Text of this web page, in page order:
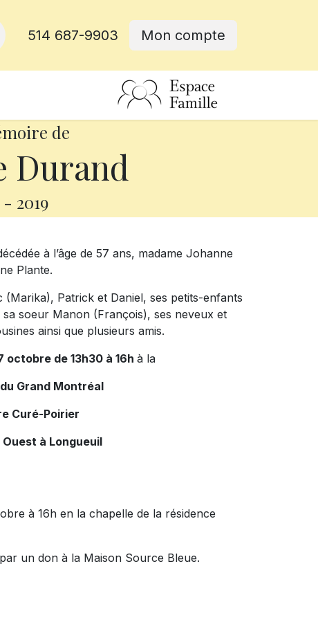
514 687-9903 Mon compte
de
Durand
- 2019
à l’âge de 57 ans, madame Johanne
Plante.
Patrick et Daniel, ses petits-enfants
soeur Manon (François), ses neveux et
ainsi que plusieurs amis.
octobre de 13h30 à 16h à la
Grand Montréal
Curé-Poirier
à Longueuil
à 16h en la chapelle de la résidence
un don à la Maison Source Bleue.